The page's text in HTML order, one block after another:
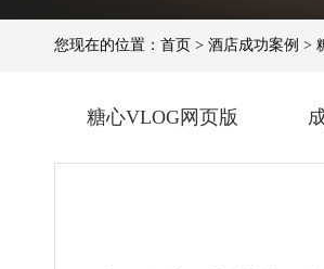
您现在的位置： 首页 > 酒店成功案例 >
糖心VLOG网页版